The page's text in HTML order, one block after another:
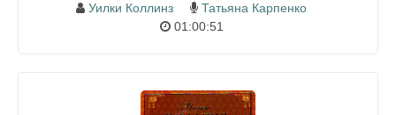
Уилки Коллинз
Татьяна Карпенко
01:00:51